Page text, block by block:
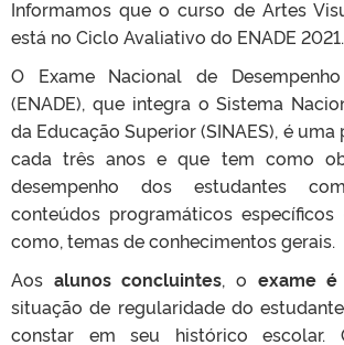
Informamos que o curso de Artes
está no Ciclo Avaliativo do ENADE 2021.
O Exame Nacional de
(ENADE), que integra o Sistema
da Educação Superior (SINAES), é
cada três anos e que tem como
desempenho dos estudantes
conteúdos programáticos
como, temas de conhecimentos gerais.
Aos alunos concluintes, o exame é
situação de regularidade do
constar em seu histórico